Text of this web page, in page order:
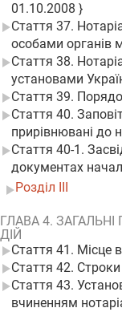
01.10.2008 }
Стаття 37.
особами органів
Стаття 38.
установами
Стаття 39.
Стаття 40.
прирівнювані до
Стаття 40-1.
документах
Розділ III
ГЛАВА 4.
ДІЙ
Стаття 41. Місце
Стаття 42.
Стаття 43.
вчиненням